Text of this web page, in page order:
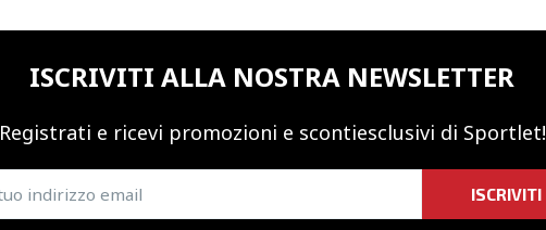
ISCRIVITI ALLA NOSTRA NEWSLETTER
Registrati e ricevi promozioni e scontiesclusivi di Sportlet!
ISCRIVITI